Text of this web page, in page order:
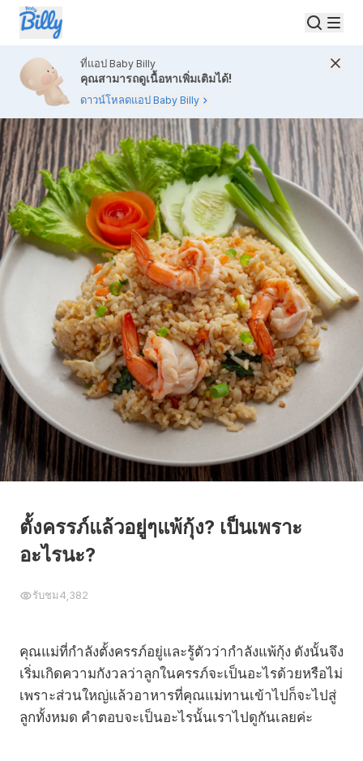
ที่แอป Baby Billy
คุณสามารถดูเนื้อหาเพิ่มเติมได้!
ดาวน์โหลดแอป Baby Billy
ตั้งครรภ์แล้วอยู่ๆแพ้กุ้ง? เป็นเพราะ
อะไรนะ?
รับชม4,382
คุณแม่ที่กำลังตั้งครรภ์อยู่และรู้ตัวว่ากำลังแพ้กุ้ง ดังนั้นจึง
เริ่มเกิดความกังวลว่าลูกในครรภ์จะเป็นอะไรด้วยหรือไม่
เพราะส่วนใหญ่แล้วอาหารที่คุณแม่ทานเข้าไปก็จะไปสู่
ลูกทั้งหมด คำตอบจะเป็นอะไรนั้นเราไปดูกันเลยค่ะ